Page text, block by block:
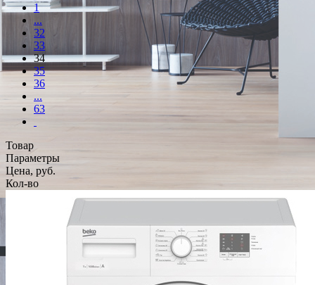
1
...
32
33
34
35
36
...
63
Товар
Параметры
Цена, руб.
Кол-во